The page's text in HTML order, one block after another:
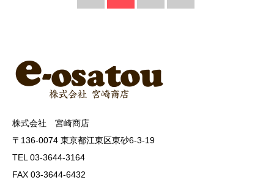
株式会社 宮崎商店
〒136-0074 東京都江東区東砂6-3-19
TEL 03-3644-3164
FAX 03-3644-6432